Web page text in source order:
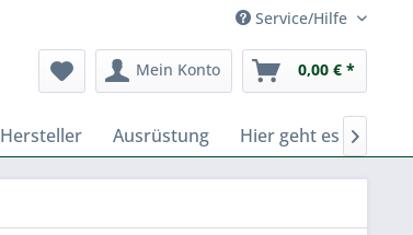
Service/Hilfe
Mein Konto 0,00 € *
Ausrüstung Hier geht es zu
